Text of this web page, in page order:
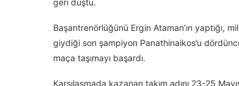
geri düştü.
Başantrenörlüğünü Ergin Ataman’ın yaptığı,
giydiği son şampiyon Panathinaikos’u
maça taşımayı başardı.
Karşılaşmada kazanan takım adını 23-25